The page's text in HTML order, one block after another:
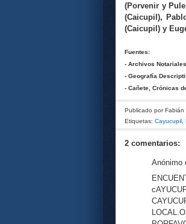
(Porvenir y
(Caicupil),
(Caicupil) y
Fuentes:
- Archivos
- Geografía
- Cañete, Crónicas
Publicado por Fabián
Etiquetas: Cayucupil ,
2 comentarios:
Anónimo